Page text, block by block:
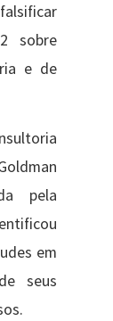
sobre
e de
pela
em
seus